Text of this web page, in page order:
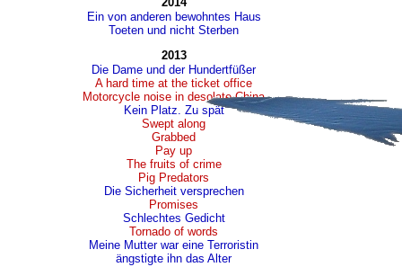
Ein von anderen bewohntes Haus
Toeten und nicht Sterben
2013
Die Dame und der Hundertfüßer
A hard time at the ticket office
Motorcycle noise in desolate China
Kein Platz. Zu spät
Swept along
Grabbed
Pay up
The fruits of crime
Pig Predators
Die Sicherheit versprechen
Promises
Schlechtes Gedicht
Tornado of words
Meine Mutter war eine Terroristin
ängstigte ihn das Alter